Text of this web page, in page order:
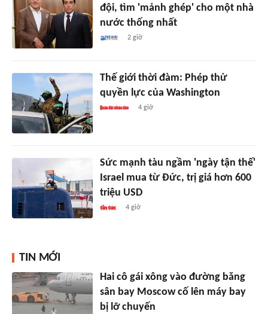
đội, tìm 'mảnh ghép' cho một nhà
nước thống nhất
2 giờ
Thế giới thời đàm: Phép thử
quyền lực của Washington
4 giờ
Sức mạnh tàu ngầm 'ngày tận thế'
Israel mua từ Đức, trị giá hơn 600
triệu USD
4 giờ
TIN MỚI
Hai cô gái xông vào đường băng
sân bay Moscow cố lên máy bay
bị lỡ chuyến